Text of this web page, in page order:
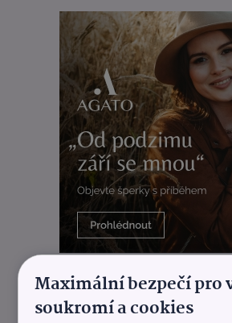
Maximální bezpečí pro
soukromí a cookies